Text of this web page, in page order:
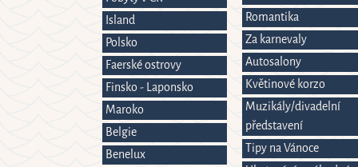
Island
Polsko
Faerské ostrovy
Finsko - Laponsko
Maroko
Belgie
Benelux
Romantika
Za karnevaly
Autosalony
Květinové korzo
Muzikály/divadelní
představení
Tipy na Vánoce